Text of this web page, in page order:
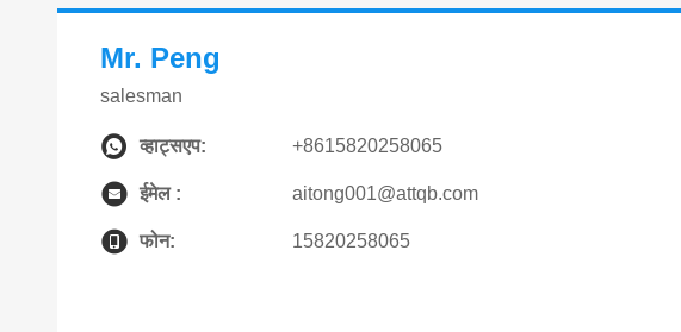
Mr. Peng
salesman
व्हाट्सएप: +8615820258065
ईमेल : aitong001@attqb.com
फोन: 15820258065